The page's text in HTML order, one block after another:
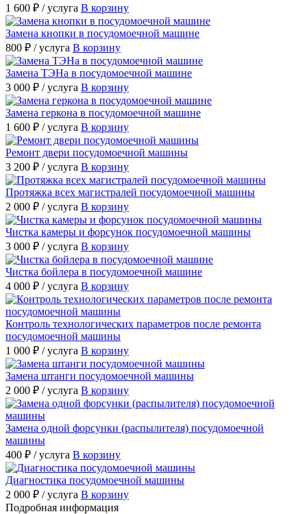
1 600 ₽ / услуга В корзину
Замена кнопки в посудомоечной машине
800 ₽ / услуга В корзину
Замена ТЭНа в посудомоечной машине
3 000 ₽ / услуга В корзину
Замена геркона в посудомоечной машине
1 600 ₽ / услуга В корзину
Ремонт двери посудомоечной машины
3 200 ₽ / услуга В корзину
Протяжка всех магистралей посудомоечной машины
2 000 ₽ / услуга В корзину
Чистка камеры и форсунок посудомоечной машины
3 000 ₽ / услуга В корзину
Чистка бойлера в посудомоечной машине
4 000 ₽ / услуга В корзину
Контроль технологических параметров после ремонта
посудомоечной машины
1 000 ₽ / услуга В корзину
Замена штанги посудомоечной машины
2 000 ₽ / услуга В корзину
Замена одной форсунки (распылителя) посудомоечной
машины
400 ₽ / услуга В корзину
Диагностика посудомоечной машины
2 000 ₽ / услуга В корзину
Подробная информация